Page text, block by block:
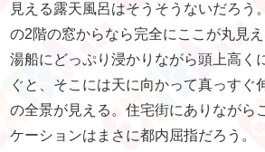
見える露天風呂はそうそうないだろう
の2階の窓からなら完全にここが丸見え
湯船にどっぷり浸かりながら頭上高く
ぐと、そこには天に向かって真っすぐ
の全景が見える。住宅街にありながら
ケーションはまさに都内屈指だろう。